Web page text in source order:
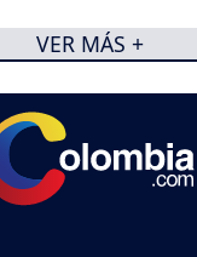
VER MÁS +